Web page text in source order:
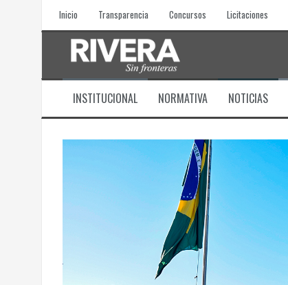
Inicio Transparencia Concursos Licitaciones
INSTITUCIONAL NORMATIVA NOTICIAS